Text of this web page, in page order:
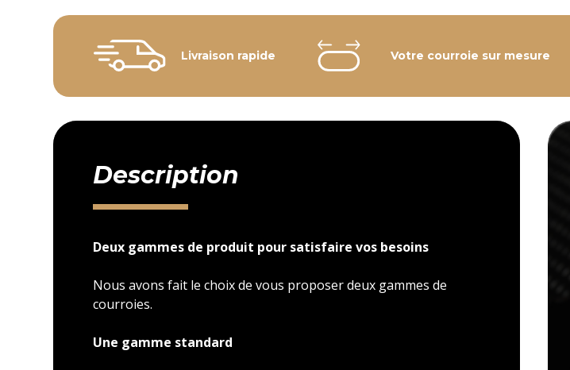
Livraison rapide Votre courroie sur mesure
Description
Deux gammes de produit pour satisfaire vos besoins
Nous avons fait le choix de vous proposer deux gammes de
courroies.
Une gamme standard